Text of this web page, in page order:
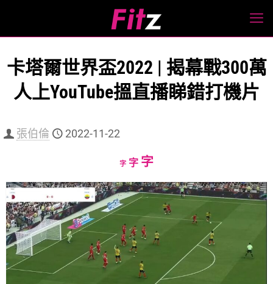
卡塔爾世界盃2022 | 揭幕戰300萬
人上YouTube搵直播睇錯打機片
張伯倫 2022-11-22
字Decrease
size.
字Reset
size.
字Increase
size.